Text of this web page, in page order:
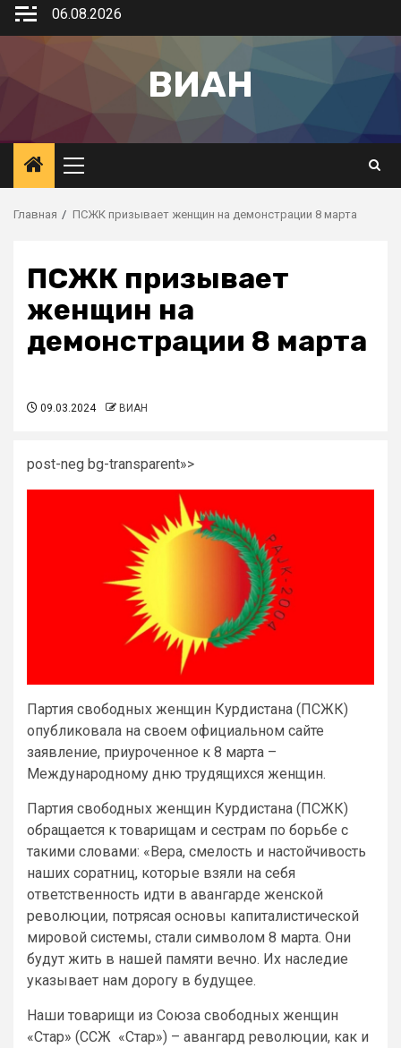
06.08.2026
ВИАН
Главная ПСЖК призывает женщин на демонстрации 8 марта
ПСЖК призывает
женщин на
демонстрации 8 марта
09.03.2024 ВИАН
post-neg bg-transparent»>
Партия свободных женщин Курдистана (ПСЖК)
опубликовала на своем официальном сайте
заявление, приуроченное к 8 марта –
Международному дню трудящихся женщин.
Партия свободных женщин Курдистана (ПСЖК)
обращается к товарищам и сестрам по борьбе с
такими словами: «Вера, смелость и настойчивость
наших соратниц, которые взяли на себя
ответственность идти в авангарде женской
революции, потрясая основы капиталистической
мировой системы, стали символом 8 марта. Они
будут жить в нашей памяти вечно. Их наследие
указывает нам дорогу в будущее.
Наши товарищи из Союза свободных женщин
«Стар» (ССЖ «Стар») – авангард революции, как и